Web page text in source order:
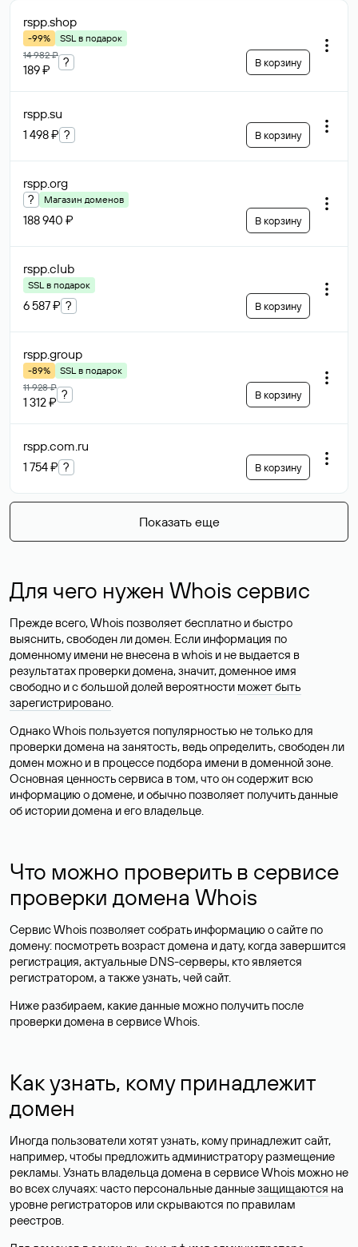
rspp.shop
-99%
SSL в подарок
14 982 ₽
189 ₽
? В корзину
rspp.su
1 498 ₽ ? В корзину
rspp.org
? Магазин доменов
188 940 ₽ В корзину
rspp.club
SSL в подарок
6 587 ₽ ? В корзину
rspp.group
-89%
SSL в подарок
11 928 ₽
1 312 ₽
? В корзину
rspp.com.ru
1 754 ₽ ? В корзину
Показать еще
Для чего нужен Whois сервис
Прежде всего, Whois позволяет бесплатно и быстро
выяснить, свободен ли домен. Если информация по
доменному имени не внесена в whois и не выдается в
результатах проверки домена, значит, доменное имя
свободно и с большой долей вероятности может быть
зарегистрировано.
Однако Whois пользуется популярностью не только для
проверки домена на занятость, ведь определить, свободен ли
домен можно и в процессе подбора имени в доменной зоне.
Основная ценность сервиса в том, что он содержит всю
информацию о домене, и обычно позволяет получить данные
об истории домена и его владельце.
Что можно проверить в сервисе
проверки домена Whois
Сервис Whois позволяет собрать информацию о сайте по
домену: посмотреть возраст домена и дату, когда завершится
регистрация, актуальные DNS-серверы, кто является
регистратором, а также узнать, чей сайт.
Ниже разбираем, какие данные можно получить после
проверки домена в сервисе Whois.
Как узнать, кому принадлежит
домен
Иногда пользователи хотят узнать, кому принадлежит сайт,
например, чтобы предложить администратору размещение
рекламы. Узнать владельца домена в сервисе Whois можно не
во всех случаях: часто персональные данныезащищаются на
уровне регистраторов или скрываются по правилам
реестров.